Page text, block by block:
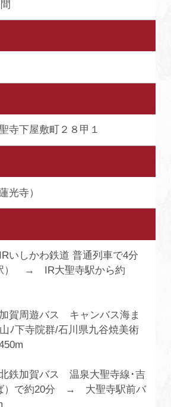
寺下屋敷町２８甲１
光寺）
いしかわ鉄道 普通列車で4分
駅） → IR大聖寺駅から約
賀周遊バス キャンバス海ま
寺院群/石川県九谷焼美術
鉄加賀バス 温泉大聖寺線･吉
）で約20分 → 大聖寺駅前バ